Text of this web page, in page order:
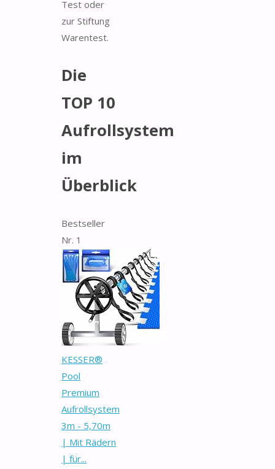
Test oder
zur Stiftung
Warentest.
Die
TOP 10
Aufrollsystem
im
Überblick
Bestseller
Nr. 1
KESSER®
Pool
Premium
Aufrollsystem
3m - 5,70m
| Mit Rädern
| für...